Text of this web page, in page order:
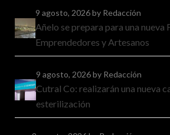
9 agosto, 2026by Redacción
Añelo se prepara para una nueva
Emprendedores y Artesanos
9 agosto, 2026by Redacción
Cutral Co: realizarán una nueva
esterilización